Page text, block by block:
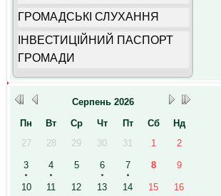
ГРОМАДСЬКІ СЛУХАННЯ
ІНВЕСТИЦІЙНИЙ ПАСПОРТ
ГРОМАДИ
Серпень 2026
Пн
Вт Ср Чт Пт Сб
Нд
27
28 29 30 31 1 2
3 4 5 6 7 8 9
10 11 12 13 14 15 16